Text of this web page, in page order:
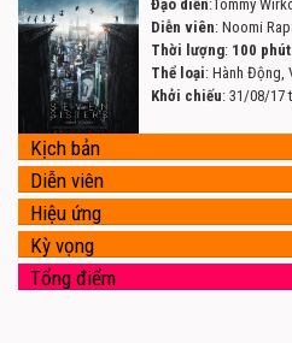
Đạo diễn:Tommy
Diễn viên: Noomi
Thời lượng: 100 phút
Thể loại: Hành Động,
Khởi chiếu: 31/08/17
Kịch bản
Diễn viên
Hiệu ứng
Kỳ vọng
Tổng điểm